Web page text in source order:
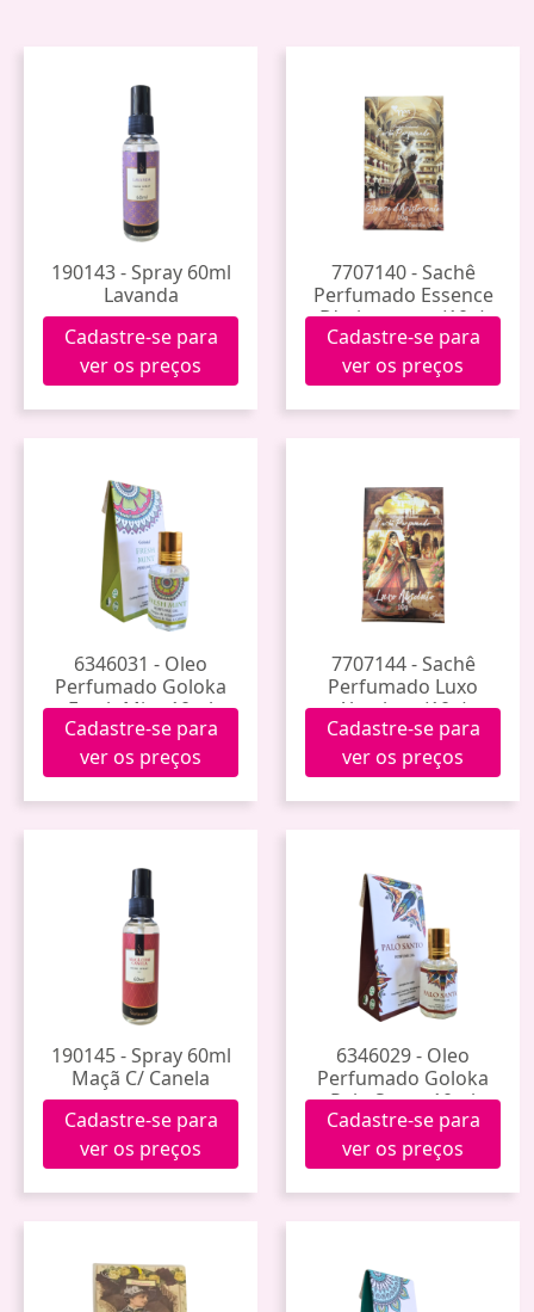
190143 - Spray 60ml
Lavanda
Cadastre-se para
ver os preços
7707140 - Sachê
Perfumado Essence
D'aristocrate (10g)
Cadastre-se para
ver os preços
6346031 - Oleo
Perfumado Goloka
Fresh Mint 10ml
Cadastre-se para
ver os preços
7707144 - Sachê
Perfumado Luxo
Absoluto (10g)
Cadastre-se para
ver os preços
190145 - Spray 60ml
Maçã C/ Canela
Cadastre-se para
ver os preços
6346029 - Oleo
Perfumado Goloka
Palo Santo 10ml
Cadastre-se para
ver os preços